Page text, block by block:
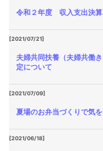
令和２年度 収入支出決算
[2021/07/21]
夫婦共同扶養（夫婦共働
定について
[2021/07/09]
夏場のお弁当づくりで気
[2021/06/18]